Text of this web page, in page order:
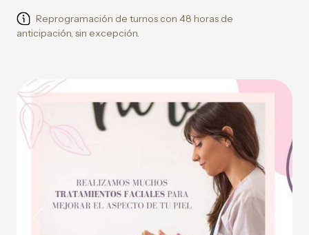
Reprogramación de turnos con 48 horas de
anticipación, sin excepción.